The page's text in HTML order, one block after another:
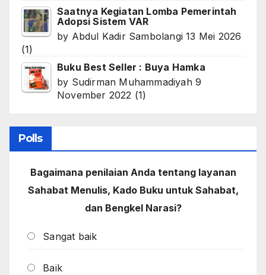
Saatnya Kegiatan Lomba Pemerintah
Adopsi Sistem VAR
by Abdul Kadir Sambolangi 13 Mei 2026
(1)
Buku Best Seller : Buya Hamka
by Sudirman Muhammadiyah 9
November 2022 (1)
Polls
Bagaimana penilaian Anda tentang layanan
Sahabat Menulis, Kado Buku untuk Sahabat,
dan Bengkel Narasi?
Sangat baik
Baik